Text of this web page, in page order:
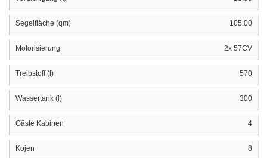
Segelfläche (qm) 105.00
Motorisierung 2x 57CV
Treibstoff (l) 570
Wassertank (l) 300
Gäste Kabinen 4
Kojen 8